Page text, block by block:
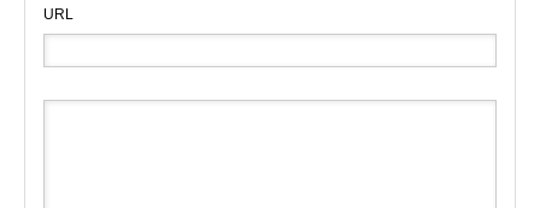
URL